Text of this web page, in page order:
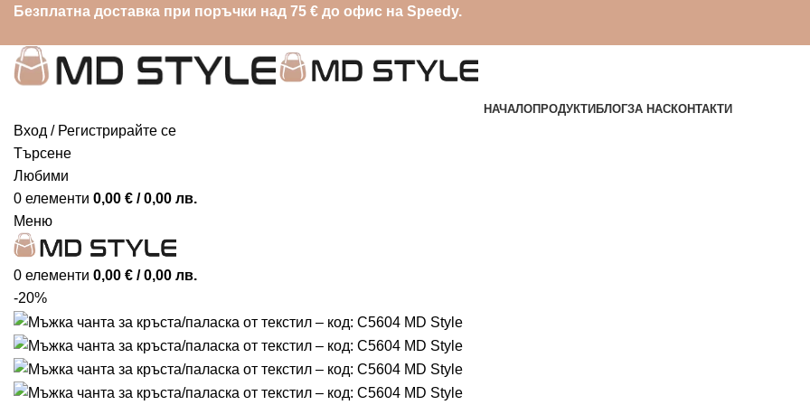
Безплатна доставка при поръчки над 75 € до офис на Speedy.
НАЧАЛОПРОДУКТИ БЛОГЗА НАСКОНТАКТИ
Вход / Регистрирайте се
Търсене
Любими
0 елементи 0,00 € / 0,00 лв.
Меню
0 елементи 0,00 € / 0,00 лв.
-20%